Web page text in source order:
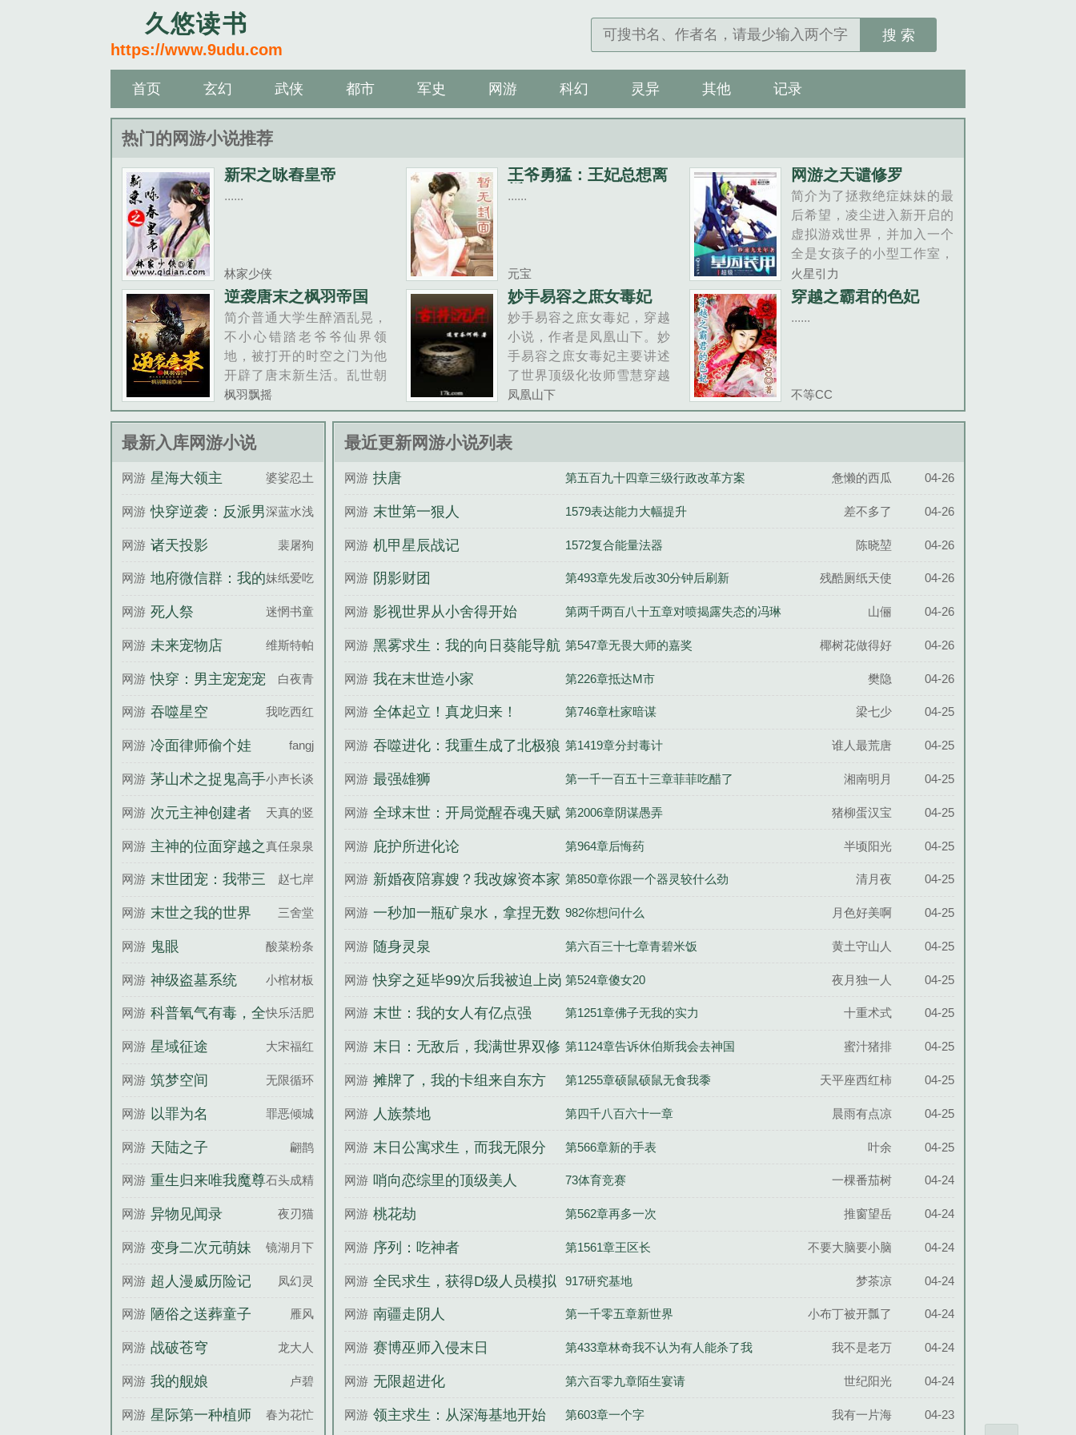
久悠读书
https://www.9udu.com
搜 索
首页 玄幻 武侠 都市 军史 网游 科幻 灵异 其他 记录
热门的网游小说推荐
新宋之咏舂皇帝
......
林家少侠
王爷勇猛：王妃总想离
......
元宝
网游之天谴修罗
简介为了拯救绝症妹妹的最
后希望，凌尘进入新开启的
虚拟游戏世界，并加入一个
全是女孩子的小型工作室，
从此踏上他的巅峰之路。一
弯几乎被历史遗忘的上古邪
火星引力
逆袭唐末之枫羽帝国
简介普通大学生醉酒乱晃，
不小心错踏老爷爷仙界领
地，被打开的时空之门为他
开辟了唐末新生活。乱世朝
代，兵荒马乱，为求生路人
们费尽周折。少年虽初来乍
到，却懂得人民疾苦，为救
苍生，铤而走险。临危受
命，他从此投笔从戎，为兄
枫羽飘摇
妙手易容之庶女毒妃
妙手易容之庶女毒妃，穿越
小说，作者是凤凰山下。妙
手易容之庶女毒妃主要讲述
了世界顶级化妆师雪慧穿越
至未知朝代，被迫嫁给残缺
皇子，却以一手鬼斧神工化
妆术赢得贵妃信任，穿梭于
后宫贵族之间。谁知却遭信
任之人背叛，深陷险境，假
凤凰山下
穿越之霸君的色妃
......
不等CC
最新入库网游小说
网游 星海大领主 婆娑忍土
网游 快穿逆袭：反派男
神，求放过！
深蓝水浅
网游 诸天投影 裴屠狗
网游 地府微信群：我的
老公是冥王
妹纸爱吃肉
网游 死人祭 迷惘书童
网游 未来宠物店 维斯特帕列
网游 快穿：男主宠宠宠 白夜青
网游 吞噬星空 我吃西红柿
网游 冷面律师偷个娃 fangj
网游 茅山术之捉鬼高手小声长谈书
网游 次元主神创建者 天真的竖瞳
网游 主神的位面穿越之
旅
真任泉泉
网游 末世团宠：我带三
个哥哥躺赢
赵七岸
网游 末世之我的世界 三舍堂
网游 鬼眼 酸菜粉条
网游 神级盗墓系统 小棺材板儿
网游 科普氧气有毒，全
网骂我有病
快乐活肥宅
网游 星域征途 大宋福红坊
网游 筑梦空间 无限循环
网游 以罪为名 罪恶倾城
网游 天陆之子 翩鹊
网游 重生归来唯我魔尊石头成精
网游 异物见闻录 夜刃猫
网游 变身二次元萌妹 镜湖月下
网游 超人漫威历险记 凤幻灵
网游 陋俗之送葬童子 雁风
网游 战破苍穹 龙大人
网游 我的舰娘 卢碧
网游 星际第一种植师 春为花忙V
最近更新网游小说列表
网游 扶唐 第五百九十四章三级行政改革方案 惫懒的西瓜 04-26
网游 末世第一狠人 1579表达能力大幅提升 差不多了 04-26
网游 机甲星辰战记 1572复合能量法器 陈晓堃 04-26
网游 阴影财团 第493章先发后改30分钟后刷新 残酷厕纸天使 04-26
网游 影视世界从小舍得开始 第两千两百八十五章对喷揭露失态的冯琳 山俪 04-26
网游 黑雾求生：我的向日葵能导航 第547章无畏大师的嘉奖 椰树花做得好 04-26
网游 我在末世造小家 第226章抵达M市 樊隐 04-26
网游 全体起立！真龙归来！ 第746章杜家暗谋 梁七少 04-25
网游 吞噬进化：我重生成了北极狼 第1419章分封毒计 谁人最荒唐 04-25
网游 最强雄狮 第一千一百五十三章菲菲吃醋了 湘南明月 04-25
网游 全球末世：开局觉醒吞魂天赋 第2006章阴谋愚弄 猪柳蛋汉宝 04-25
网游 庇护所进化论 第964章后悔药 半顷阳光 04-25
网游 新婚夜陪寡嫂？我改嫁资本家
少爷你悔啥
第850章你跟一个器灵较什么劲 清月夜 04-25
网游 一秒加一瓶矿泉水，拿捏无数
女神
982你想问什么 月色好美啊 04-25
网游 随身灵泉 第六百三十七章青碧米饭 黄土守山人 04-25
网游 快穿之延毕99次后我被迫上岗 第524章傻女20 夜月独一人 04-25
网游 末世：我的女人有亿点强 第1251章佛子无我的实力 十重术式 04-25
网游 末日：无敌后，我满世界双修 第1124章告诉休伯斯我会去神国 蜜汁猪排 04-25
网游 摊牌了，我的卡组来自东方 第1255章硕鼠硕鼠无食我黍 天平座西红柿 04-25
网游 人族禁地 第四千八百六十一章 晨雨有点凉 04-25
网游 末日公寓求生，而我无限分
身！
第566章新的手表 叶余 04-25
网游 哨向恋综里的顶级美人 73体育竞赛 一棵番茄树 04-24
网游 桃花劫 第562章再多一次 推窗望岳 04-24
网游 序列：吃神者 第1561章王区长 不要大脑要小脑 04-24
网游 全民求生，获得D级人员模拟
器
917研究基地 梦茶凉 04-24
网游 南疆走阴人 第一千零五章新世界 小布丁被开瓢了 04-24
网游 赛博巫师入侵末日 第433章林奇我不认为有人能杀了我 我不是老万 04-24
网游 无限超进化 第六百零九章陌生宴请 世纪阳光 04-24
网游 领主求生：从深海基地开始 第603章一个字 我有一片海 04-23